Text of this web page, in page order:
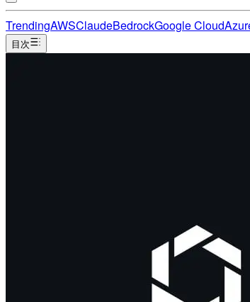
TrendingAWSClaudeBedrockGoogle Cloud
目次